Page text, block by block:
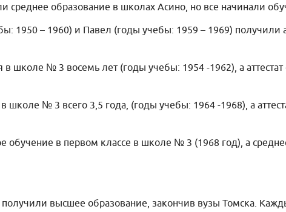
среднее образование в школах Асино, но все начинали
1950 – 1960) и Павел (годы учебы: 1959 – 1969) получили
в школе № 3 восемь лет (годы учебы: 1954 -1962), а
школе № 3 всего 3,5 года, (годы учебы: 1964 -1968), а
обучение в первом классе в школе № 3 (1968 год), а
высшее образование, закончив вузы Томска.